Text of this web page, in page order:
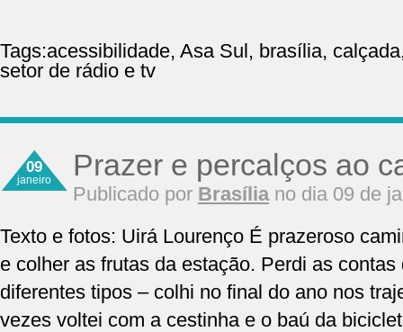
Tags:acessibilidade, Asa Sul, brasília, calçada
setor de rádio e tv
09
janeiro Prazer e percalços ao
Publicado por Brasíliano dia 09 de
Texto e fotos: Uirá Lourenço É prazeroso
e colher as frutas da estação. Perdi as
diferentes tipos – colhi no final do ano nos
vezes voltei com a cestinha e o baú da